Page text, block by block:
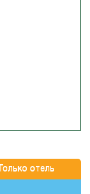
Только отель